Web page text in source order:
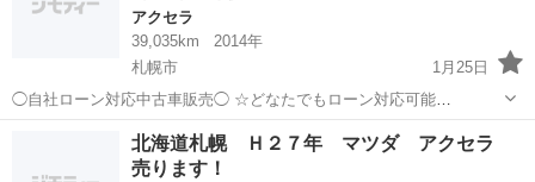
アクセラ
39,035km
2014年
札幌市
1月25日
◯自社ローン対応中古車販売◯ ☆どなたでもローン対応可能
☆ １、勤続年数の短い方や自営業の方 ２、パートを
される主婦の方や派遣社員の方 ３、自己破産等をされた方やローンが
組めない方 ４、他社様で...
札幌市 アクセラ 車両
北海道札幌 Ｈ２７年 マツダ アクセラ
売ります！